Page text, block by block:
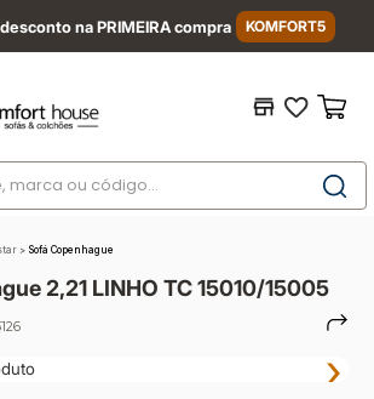
na PRIMEIRA compra KOMFORT5
> Sofá Copenhague
2,21 LINHO TC 15010/15005
›